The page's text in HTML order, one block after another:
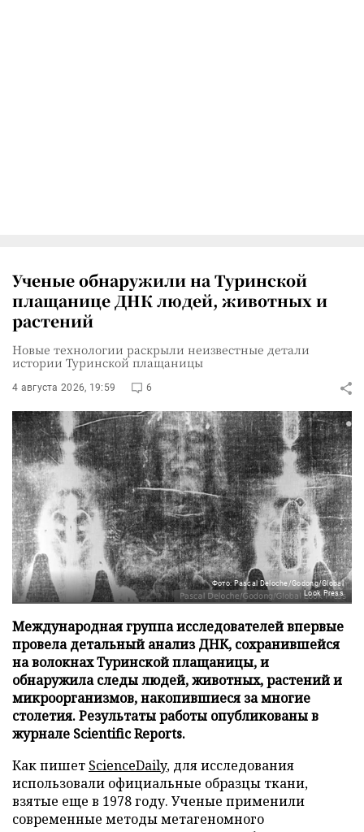
Ученые обнаружили на Туринской
плащанице ДНК людей, животных и
растений
Новые технологии раскрыли неизвестные детали
истории Туринской плащаницы
4 августа 2026, 19:59 6
Фото: Pascal Deloche/Godong/Global
Look Press
Международная группа исследователей впервые
провела детальный анализ ДНК, сохранившейся
на волокнах Туринской плащаницы, и
обнаружила следы людей, животных, растений и
микроорганизмов, накопившиеся за многие
столетия. Результаты работы опубликованы в
журнале Scientific Reports.
Как пишет ScienceDaily, для исследования
использовали официальные образцы ткани,
взятые еще в 1978 году. Ученые применили
современные методы метагеномного